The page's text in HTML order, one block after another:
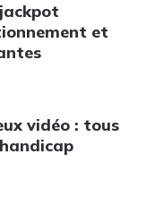
et
vidéo : tous